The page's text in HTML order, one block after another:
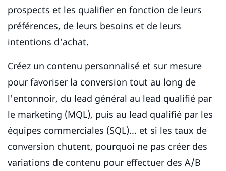
prospects et les qualifier en fonction de leurs
préférences, de leurs besoins et de leurs
intentions d'achat.
Créez un contenu personnalisé et sur mesure
pour favoriser la conversion tout au long de
l'entonnoir, du lead général au lead qualifié par
le marketing (MQL), puis au lead qualifié par les
équipes commerciales (SQL)... et si les taux de
conversion chutent, pourquoi ne pas créer des
variations de contenu pour effectuer des A/B